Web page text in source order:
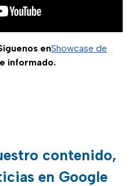
enShowcase de
informado.
contenido,
en Google